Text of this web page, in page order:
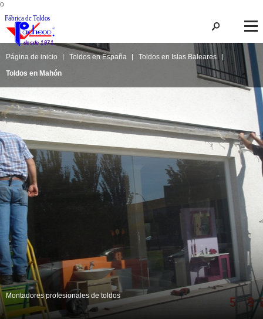
o
Página de inicio Toldos en España
Toldos en Islas Baleares
Toldos en Mahón
Montadores profesionales de toldos